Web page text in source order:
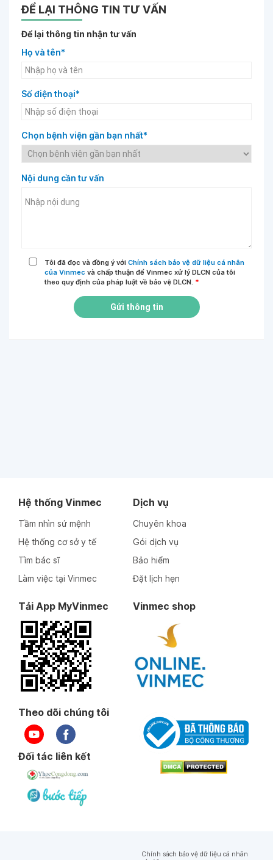
ĐỂ LẠI THÔNG TIN TƯ VẤN
Để lại thông tin nhận tư vấn
Họ và tên*
Số điện thoại*
Chọn bệnh viện gần bạn nhất*
Nội dung cần tư vấn
Tôi đã đọc và đồng ý với Chính sách bảo vệ dữ liệu cá nhân
của Vinmec và chấp thuận để Vinmec xử lý DLCN của tôi
theo quy định của pháp luật về bảo vệ DLCN. *
Gửi thông tin
Hệ thống Vinmec
Tầm nhìn sứ mệnh
Hệ thống cơ sở y tế
Tìm bác sĩ
Làm việc tại Vinmec
Dịch vụ
Chuyên khoa
Gói dịch vụ
Bảo hiểm
Đặt lịch hẹn
Tải App MyVinmec Vinmec shop
Theo dõi chúng tôi
Đối tác liên kết
Chính sách bảo vệ dữ liệu cá nhân